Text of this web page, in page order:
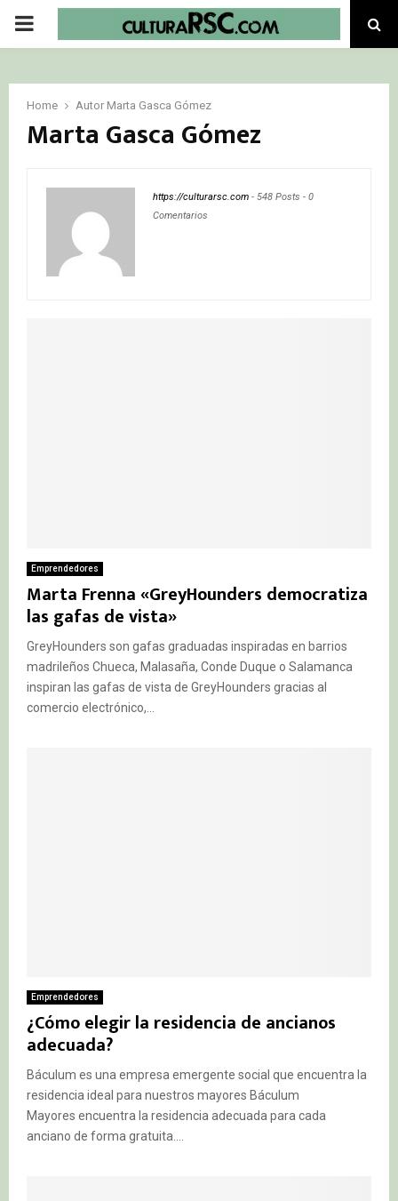
PRIMARY
Home Autor Marta Gasca Gómez
Marta Gasca Gómez
https://culturarsc.com - 548 Posts - 0
Comentarios
Emprendedores
Marta Frenna «GreyHounders democratiza
las gafas de vista»
GreyHounders son gafas graduadas inspiradas en barrios
madrileños Chueca, Malasaña, Conde Duque o Salamanca
inspiran las gafas de vista de GreyHounders gracias al
comercio electrónico,...
Emprendedores
¿Cómo elegir la residencia de ancianos
adecuada?
Báculum es una empresa emergente social que encuentra la
residencia ideal para nuestros mayores Báculum
Mayores encuentra la residencia adecuada para cada
anciano de forma gratuita....